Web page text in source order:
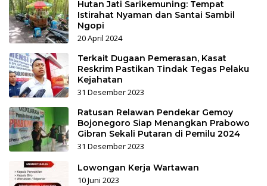
Hutan Jati Sarikemuning: Tempat
Istirahat Nyaman dan Santai Sambil
Ngopi
20 April 2024
Terkait Dugaan Pemerasan, Kasat
Reskrim Pastikan Tindak Tegas Pelaku
Kejahatan
31 Desember 2023
Ratusan Relawan Pendekar Gemoy
Bojonegoro Siap Menangkan Prabowo
Gibran Sekali Putaran di Pemilu 2024
31 Desember 2023
Lowongan Kerja Wartawan
10 Juni 2023